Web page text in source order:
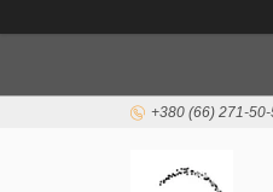
+380 (66) 271-